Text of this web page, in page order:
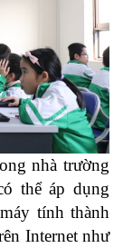
nhà trường
thể áp dụng
tính thành
Internet như